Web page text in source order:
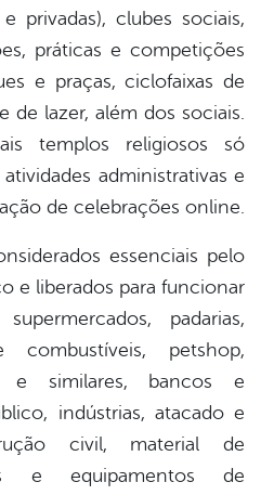
privadas), clubes sociais,
práticas e competições
e praças, ciclofaixas de
de lazer, além dos sociais.
templos religiosos só
administrativas e
de celebrações online.
essenciais pelo
e liberados para funcionar
padarias,
combustíveis, petshop,
e similares, bancos e
indústrias, atacado e
civil, material de
e equipamentos de